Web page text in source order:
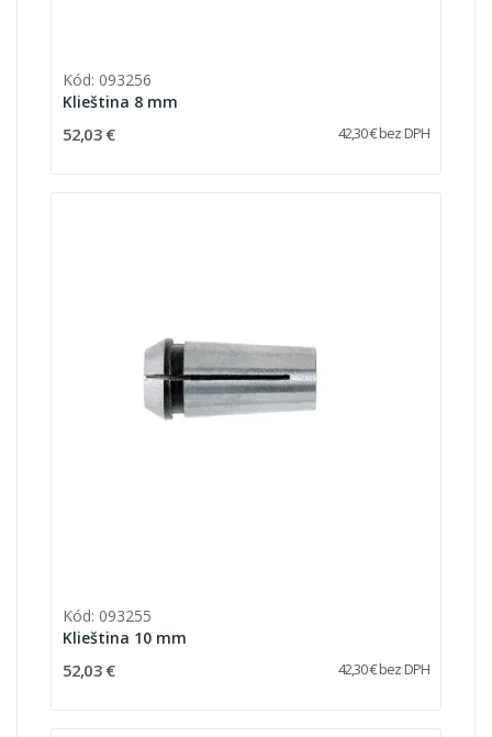
Kód: 093256
Klieština 8 mm
52,03 € 42,30 € bez DPH
Kód: 093255
Klieština 10 mm
52,03 € 42,30 € bez DPH